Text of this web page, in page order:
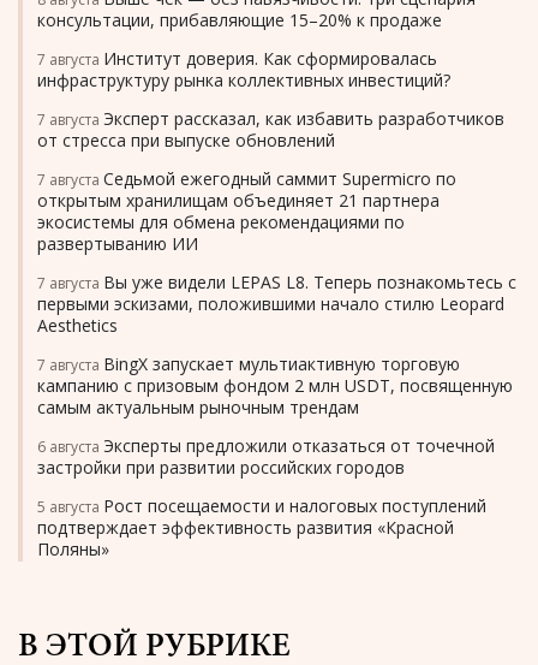
консультации, прибавляющие 15–20% к продаже
7 августа Институт доверия. Как сформировалась
инфраструктуру рынка коллективных инвестиций?
7 августа Эксперт рассказал, как избавить разработчиков
от стресса при выпуске обновлений
7 августа Седьмой ежегодный саммит Supermicro по
открытым хранилищам объединяет 21 партнера
экосистемы для обмена рекомендациями по
развертыванию ИИ
7 августа Вы уже видели LEPAS L8. Теперь познакомьтесь с
первыми эскизами, положившими начало стилю Leopard
Aesthetics
7 августа BingX запускает мультиактивную торговую
кампанию с призовым фондом 2 млн USDT, посвященную
самым актуальным рыночным трендам
6 августа Эксперты предложили отказаться от точечной
застройки при развитии российских городов
5 августа Рост посещаемости и налоговых поступлений
подтверждает эффективность развития «Красной
Поляны»
В ЭТОЙ РУБРИКЕ